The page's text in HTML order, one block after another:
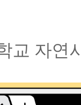
교 자연